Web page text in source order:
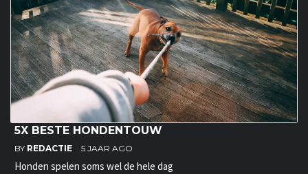
5X BESTE HONDENTOUW
BY REDACTIE 5 JAAR AGO
Honden spelen soms wel de hele dag